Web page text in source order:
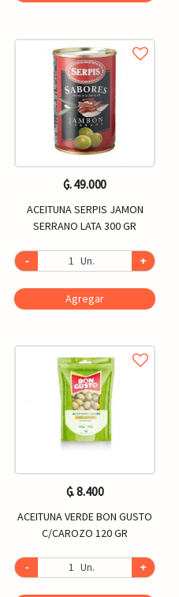
₲. 49.000
ACEITUNA SERPIS JAMON
SERRANO LATA 300 GR
- Un. +
Agregar
₲. 8.400
ACEITUNA VERDE BON GUSTO
C/CAROZO 120 GR
- Un. +